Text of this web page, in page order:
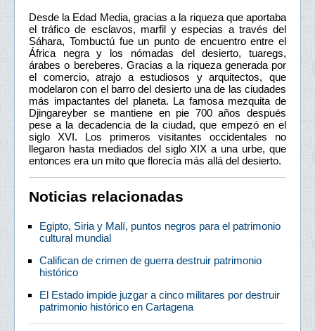
Desde la Edad Media, gracias a la riqueza que aportaba
el tráfico de esclavos, marfil y especias a través del
Sáhara, Tombuctú fue un punto de encuentro entre el
África negra y los nómadas del desierto, tuaregs,
árabes o bereberes. Gracias a la riqueza generada por
el comercio, atrajo a estudiosos y arquitectos, que
modelaron con el barro del desierto una de las ciudades
más impactantes del planeta. La famosa mezquita de
Djingareyber se mantiene en pie 700 años después
pese a la decadencia de la ciudad, que empezó en el
siglo XVI. Los primeros visitantes occidentales no
llegaron hasta mediados del siglo XIX a una urbe, que
entonces era un mito que florecía más allá del desierto.
Noticias relacionadas
Egipto, Siria y Malí, puntos negros para el patrimonio
cultural mundial
Califican de crimen de guerra destruir patrimonio
histórico
El Estado impide juzgar a cinco militares por destruir
patrimonio histórico en Cartagena